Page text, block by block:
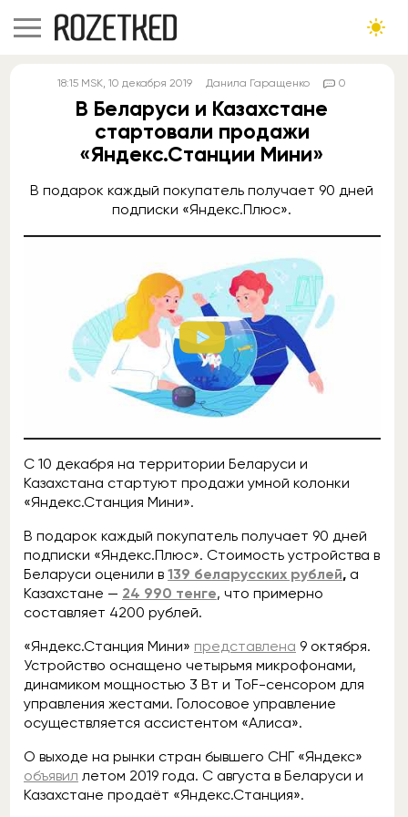
18:15 MSK, 10 декабря 2019 Данила Гаращенко 0
В Беларуси и Казахстане
стартовали продажи
«Яндекс.Станции Мини»
В подарок каждый покупатель получает 90 дней
подписки «Яндекс.Плюс».
С 10 декабря на территории Беларуси и
Казахстана стартуют продажи умной колонки
«Яндекс.Станция Мини».
В подарок каждый покупатель получает 90 дней
подписки «Яндекс.Плюс». Стоимость устройства в
Беларуси оценили в 139 беларусских рублей, а
Казахстане — 24 990 тенге, что примерно
составляет 4200 рублей.
«Яндекс.Станция Мини» представлена 9 октября.
Устройство оснащено четырьмя микрофонами,
динамиком мощностью 3 Вт и ToF-сенсором для
управления жестами. Голосовое управление
осуществляется ассистентом «Алиса».
О выходе на рынки стран бывшего СНГ «Яндекс»
объявил летом 2019 года. С августа в Беларуси и
Казахстане продаёт «Яндекс.Станция».